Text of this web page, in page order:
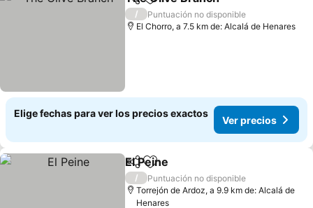
Compartir
Agregar a favoritos
/
Puntuación no disponible
El Chorro, a 7.5 km de: Alcalá de Henares
Elige fechas para ver los precios exactos
Ver precios
CompartirAgregar a favoritos
El Peine
/
Puntuación no disponible
Torrejón de Ardoz, a 9.9 km de: Alcalá de
Henares